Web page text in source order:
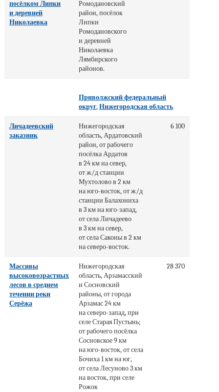
посёлком Липки
и деревней
Николаевка
Ромодановский
район, посёлок
Липки
Ромодановского
и деревней
Николаевка
Лямбирского
районов.
Приволжский федеральный
округ,Нижегородская область
Личадеевский
заказник
Нижегородская
область, Ардатовский
район, от рабочего
посёлка Ардатов
в 24 км на север,
от ж/д станции
Мухтолово в 2 км
на юго-восток, от ж/д
станции Балахониха
в 3 км на юго-запад,
от села Личадеево
в 3 км на север,
от села Саконы в 2 км
на северо-восток.
6 100
Массивы
высоковозрастных
лесов в среднем
течении реки
Серёжа
Нижегородская
область, Арзамасский
и Сосновский
районы, от города
Арзамас 24 км
на северо-запад, при
селе Старая Пустынь;
от рабочего посёлка
Сосновское 9 км
на юго-восток, от села
Бочиха 1 км на юг,
от села Лесуново 3 км
на восток, при селе
Рожок
28 370